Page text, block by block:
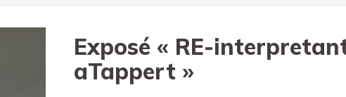
Exposé « RE-
aTappert »